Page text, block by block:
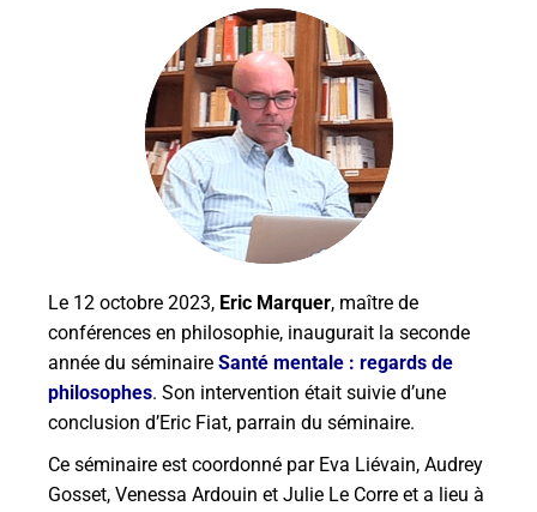
Le 12 octobre 2023, Eric Marquer, maître de
conférences en philosophie, inaugurait la seconde
année du séminaire Santé mentale : regards de
philosophes. Son intervention était suivie d’une
conclusion d’Eric Fiat, parrain du séminaire.
Ce séminaire est coordonné par Eva Liévain, Audrey
Gosset, Venessa Ardouin et Julie Le Corre et a lieu à